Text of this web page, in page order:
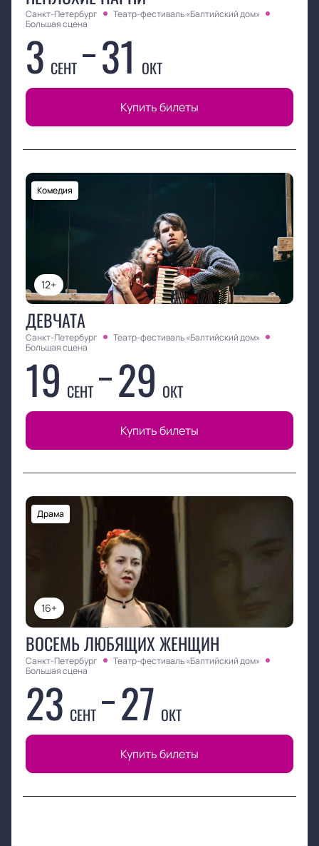
Санкт-Петербург
Театр-фестиваль «Балтийский дом»
Большая сцена
3 СЕНТ 31 ОКТ
Купить билеты
12+
Комедия
ДЕВЧАТА
Санкт-Петербург
Театр-фестиваль «Балтийский дом»
Большая сцена
19 СЕНТ 29 ОКТ
Купить билеты
16+
Драма
ВОСЕМЬ ЛЮБЯЩИХ ЖЕНЩИН
Санкт-Петербург
Театр-фестиваль «Балтийский дом»
Большая сцена
23 СЕНТ 27 ОКТ
Купить билеты